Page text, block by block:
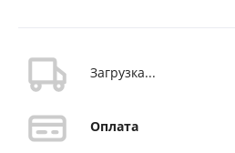
Загрузка...
Оплата